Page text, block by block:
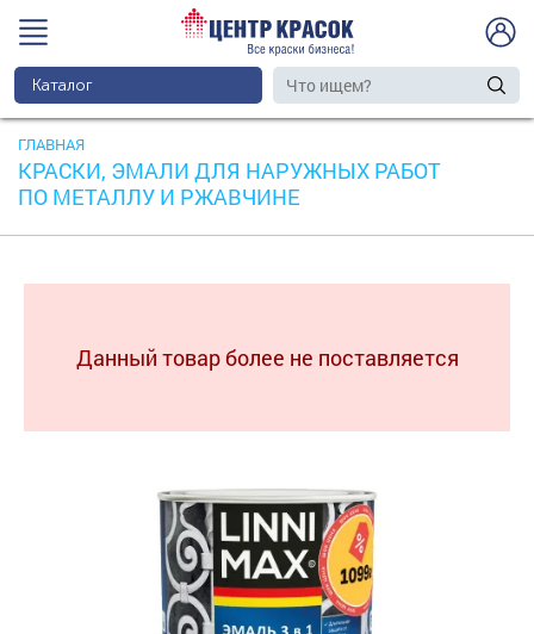
Каталог
ГЛАВНАЯ
КРАСКИ, ЭМАЛИ ДЛЯ НАРУЖНЫХ РАБОТ
ПО МЕТАЛЛУ И РЖАВЧИНЕ
Данный товар более не поставляется